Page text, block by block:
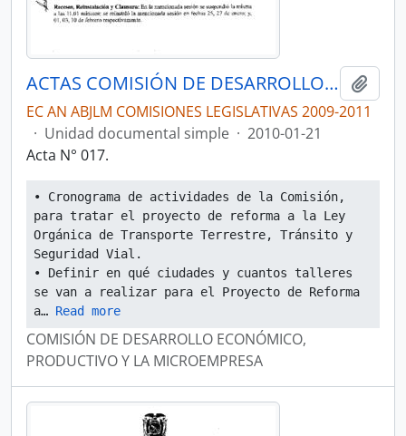
ACTAS COMISIÓN DE DESARROLLO ECONÓMICO, PRODUCTIVO Y LA MICROEMPRESA
EC AN ABJLM COMISIONES LEGISLATIVAS 2009-2011
· Unidad documental simple · 2010-01-21
Acta N° 017.
• Cronograma de actividades de la Comisión,
para tratar el proyecto de reforma a la Ley
Orgánica de Transporte Terrestre, Tránsito y
Seguridad Vial.
• Definir en qué ciudades y cuantos talleres
se van a realizar para el Proyecto de Reforma
a… Read more
COMISIÓN DE DESARROLLO ECONÓMICO,
PRODUCTIVO Y LA MICROEMPRESA